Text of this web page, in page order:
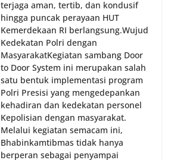
terjaga aman, tertib, dan kondusif
hingga puncak perayaan HUT
Kemerdekaan RI berlangsung.‎‎Wujud
Kedekatan Polri dengan
Masyarakat‎Kegiatan sambang Door
to Door System ini merupakan salah
satu bentuk implementasi program
Polri Presisi yang mengedepankan
kehadiran dan kedekatan personel
Kepolisian dengan masyarakat.
Melalui kegiatan semacam ini,
Bhabinkamtibmas tidak hanya
berperan sebagai penyampai